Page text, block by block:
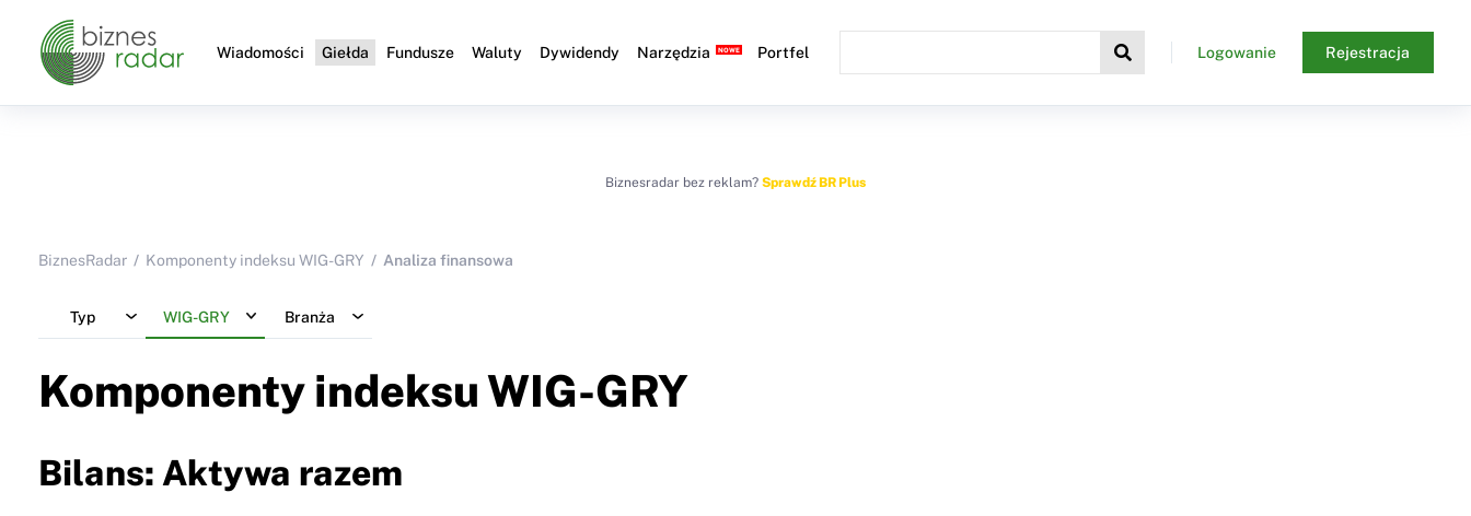
Wiadomości Giełda Fundusze Waluty Dywidendy Narzędzia Portfel Logowanie Rejestracja
Biznesradar bez reklam? Sprawdź BR Plus
BiznesRadar Komponenty indeksu WIG-GRY Analiza finansowa
Typ WIG-GRY Branża
Komponenty indeksuWIG-GRY
Bilans: Aktywa razem